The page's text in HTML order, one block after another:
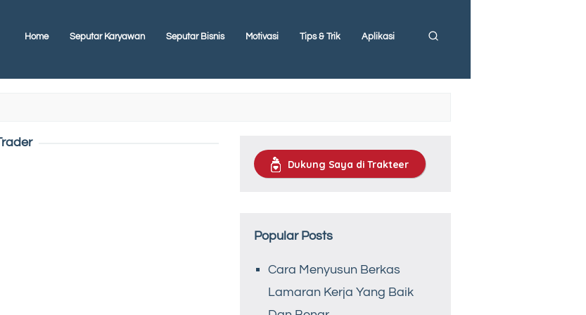
Home Seputar Karyawan Seputar Bisnis Motivasi Tips & Trik Aplikasi
Dukung Saya di Trakteer
Popular Posts
Cara Menyusun Berkas
Lamaran Kerja Yang Baik